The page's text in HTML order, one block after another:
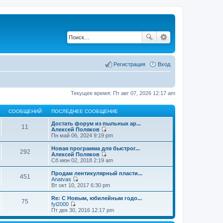
Вход
Регистрация
Текущее время: Пт авг 07, 2026 12:17 am
СООБЩЕНИЙ ПОСЛЕДНЕЕ СООБЩЕНИЕ
11
Достать форум из пыльных ар...
Алексей Поляков
П
е
р
е
й
т
к
о
л
д
н
Пн май 06, 2024 9:19 pm
292
Новая программа для быстрог...
Алексей Поляков
П
е
р
е
й
т
и
к
о
с
Сб июн 02, 2018 2:19 am
451
Продам лентикулярный пласти...
Anatvas
П
е
р
е
й
т
и
Вт окт 10, 2017 6:30 pm
75
Re: С Новым, юбилейным годо...
fyl2000
П
е
р
Пт дек 30, 2016 12:17 pm